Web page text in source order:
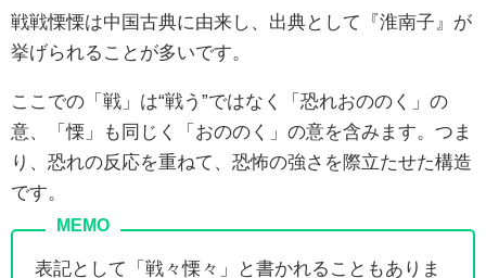
戦戦慄慄は中国古典に由来し、出典として『淮南子』が
挙げられることが多いです。
ここでの「戦」は“戦う”ではなく「恐れおののく」の
意、「慄」も同じく「おののく」の意を含みます。つま
り、恐れの反応を重ねて、恐怖の強さを際立たせた構造
です。
表記として「戦々慄々」と書かれることもありま